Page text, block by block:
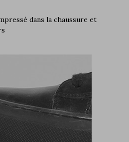
dans la chaussure et